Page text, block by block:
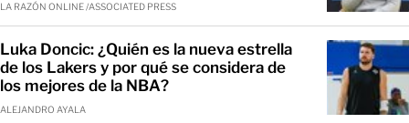
LA RAZÓN ONLINE /ASSOCIATED PRESS
Luka Doncic: ¿Quién es la nueva estrella
de los Lakers y por qué se considera de
los mejores de la NBA?
ALEJANDRO AYALA